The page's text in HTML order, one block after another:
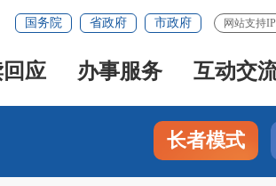
国务院 省政府 市政府 网站支持
应 办事服务 互动交
长者模式